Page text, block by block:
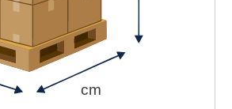
cm